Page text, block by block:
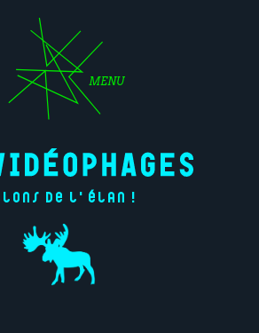
MENU
de l'élan !